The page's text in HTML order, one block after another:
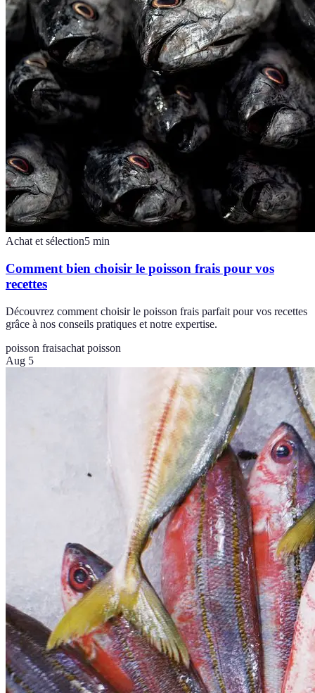
Achat et sélection5 min
Comment bien choisir le poisson frais pour vos
recettes
Découvrez comment choisir le poisson frais parfait pour vos recettes
grâce à nos conseils pratiques et notre expertise.
poisson fraisachat poisson
Aug 5